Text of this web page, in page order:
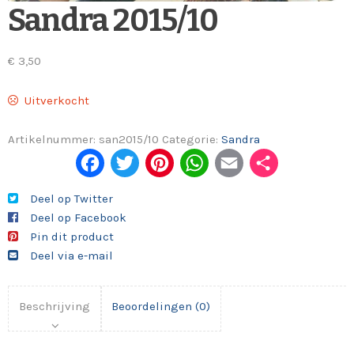
Sandra 2015/10
€ 3,50
Uitverkocht
Artikelnummer: san2015/10 Categorie: Sandra
Fac
ebo
ok
Twi
Pint
Wh
Em
Deel op Twitter
Deel op Facebook
Pin dit product
Deel via e-mail
Beschrijving Beoordelingen (0)